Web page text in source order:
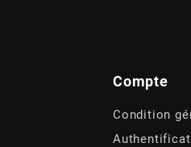
Compte
Condition